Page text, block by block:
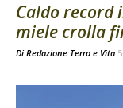
Caldo record
miele crolla
Di Redazione Terra e Vita